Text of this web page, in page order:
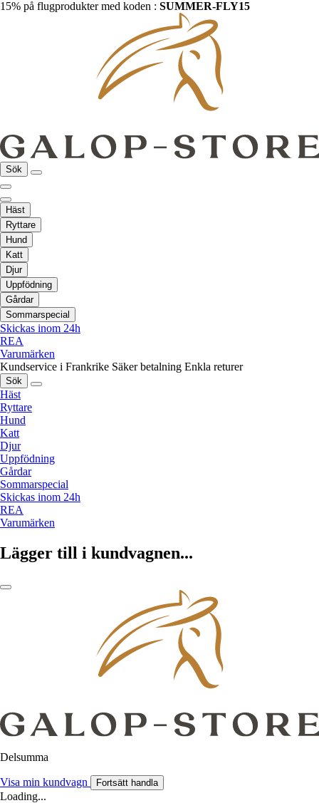
15% på flugprodukter med koden : SUMMER-FLY15
Sök
Häst
Ryttare
Hund
Katt
Djur
Uppfödning
Gårdar
Sommarspecial
Skickas inom 24h
REA
Varumärken
Kundservice i Frankrike Säker betalning Enkla returer
Sök
Häst
Ryttare
Hund
Katt
Djur
Uppfödning
Gårdar
Sommarspecial
Skickas inom 24h
REA
Varumärken
Lägger till i kundvagnen...
Delsumma
Visa min kundvagn Fortsätt handla
Loading...